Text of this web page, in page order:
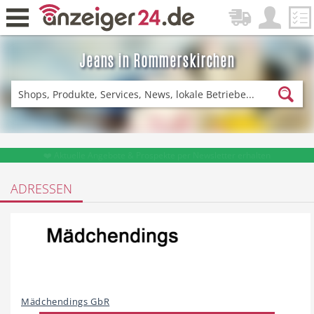
Jeans in Rommerskirchen
Zurück
Fitness & Sport Einkaufen
DE-News News
Restaurant
ADRESSEN
Mädchendings GbR